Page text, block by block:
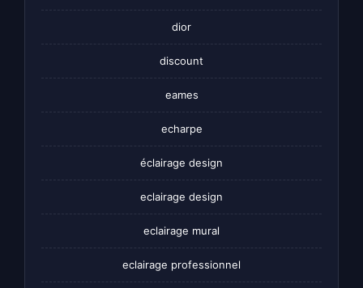
dior
discount
eames
echarpe
éclairage design
eclairage design
eclairage mural
eclairage professionnel